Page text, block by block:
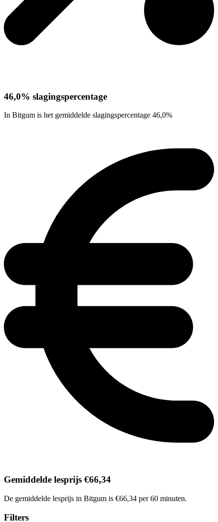
46,0% slagingspercentage
In Bitgum is het gemiddelde slagingspercentage 46,0%
Gemiddelde lesprijs €66,34
De gemiddelde lesprijs in Bitgum is €66,34 per 60 minuten.
Filters